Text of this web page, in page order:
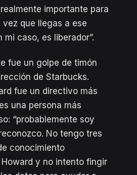
importante para
que llegas a ese
mi caso, es liberador”.
fue un golpe de timón
de Starbucks.
fue un directivo más
una persona más
“probablemente soy
No tengo tres
conocimiento
y no intento fingir